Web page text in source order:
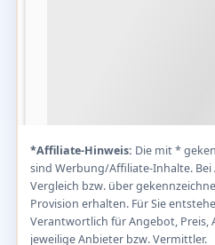
*Affiliate-Hinweis: Die mit *
sind Werbung/Affiliate-Inhalte. Bei
Vergleich bzw. über
Provision erhalten. Für Sie
Verantwortlich für Angebot, Preis,
jeweilige Anbieter bzw. Vermittler.